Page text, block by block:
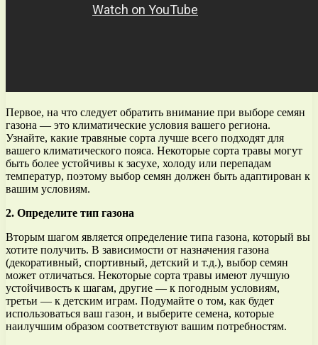
Первое, на что следует обратить внимание при выборе семян
газона — это климатические условия вашего региона.
Узнайте, какие травяные сорта лучше всего подходят для
вашего климатического пояса. Некоторые сорта травы могут
быть более устойчивы к засухе, холоду или перепадам
температур, поэтому выбор семян должен быть адаптирован к
вашим условиям.
2. Определите тип газона
Вторым шагом является определение типа газона, который вы
хотите получить. В зависимости от назначения газона
(декоративный, спортивный, детский и т.д.), выбор семян
может отличаться. Некоторые сорта травы имеют лучшую
устойчивость к шагам, другие — к погодным условиям,
третьи — к детским играм. Подумайте о том, как будет
использоваться ваш газон, и выберите семена, которые
наилучшим образом соответствуют вашим потребностям.